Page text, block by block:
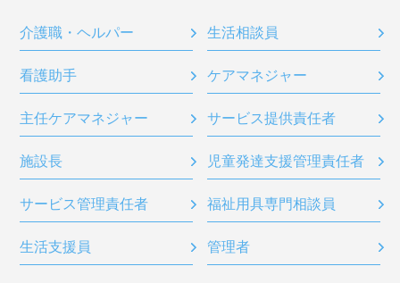
介護職・ヘルパー 生活相談員
看護助手 ケアマネジャー
主任ケアマネジャー サービス提供責任者
施設長 児童発達支援管理責任者
サービス管理責任者 福祉用具専門相談員
生活支援員 管理者